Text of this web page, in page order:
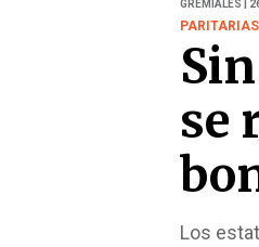
GREMIALES |
se
Los